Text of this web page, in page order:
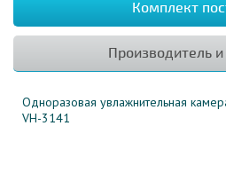
Комплект
Производитель и
Одноразовая увлажнительная
VH-3141